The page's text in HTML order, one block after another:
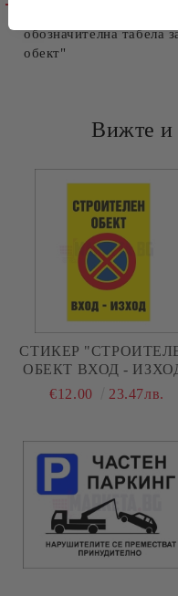
обозначителна табела
обект"
Вижте и
СТИКЕР
ОБЕКТ ВХОД -
€12.00
23.47лв.